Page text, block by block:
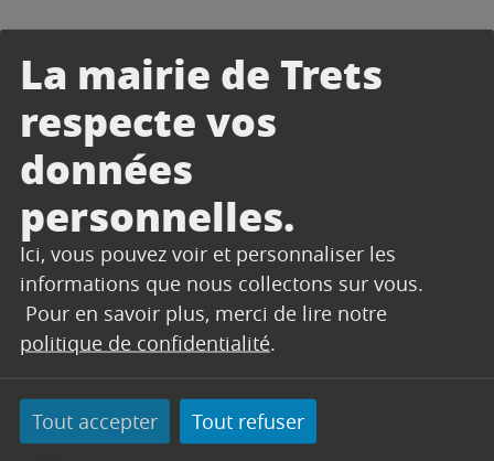
La mairie de Trets
respecte vos
données
personnelles.
Ici, vous pouvez voir et personnaliser les
informations que nous collectons sur vous.
Pour en savoir plus, merci de lire notre
politique de confidentialité.
Tout accepter Tout refuser
Actualités
SÉNIORS – Programme fin d’année 2023
Partager sur Facebook
Partager sur Twitter
Envoyer par e-mail
Imprimer
Télécharger